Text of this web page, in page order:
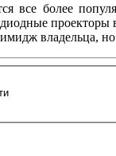
все более
проекторы
владельца,